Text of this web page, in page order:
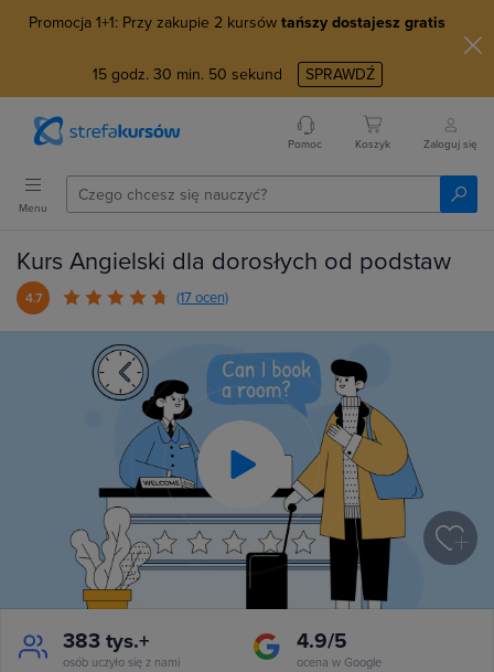
Promocja 1+1: Przy zakupie 2 kursów tańszy dostajesz gratis
15 godz. 30 min. 49 sekund SPRAWDŹ
Pomoc Koszyk Zaloguj się
Menu
Kurs Angielski dla dorosłych od podstaw
4.7 (17 ocen)
Play
383 tys.+
osób uczyło się z nami
4.9/5
ocena w Google